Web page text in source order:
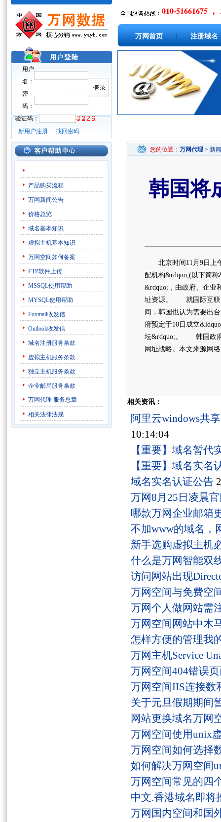
用户
名：
密
码：
验证码：
新用户注册
找回密码
010-51661675 ，
万网首页 注册域名
产品购买流程
万网新闻公告
价格总览
域名基本知识
虚拟主机基本知识
万网空间如何备案
FTP软件上传
MSSQL使用帮助
MYSQL使用帮助
Foxmail收发信
Outlook收发信
域名注册服务条款
虚拟主机服务条款
独立主机服务条款
企业邮局服务条款
万网代理 服务总章
相关法律法规
您的位置： 万网代理 > 新
韩国将
北京时间11月9日上午
配机构&rdquo;(以下简
&rdquo;，由政府、企业
址资源。 就国际互联
间，韩国也认为需要出
府预定于10日成立
坛&rdquo;。 韩国政府
网址战略。本文来源网
相关资讯：
阿里云windows共
10:14:04
【重要】域名暂代
【重要】域名实名
域名实名认证公告
万网8月25日凌晨
哪款万网企业邮箱
不加www的域名，
新手选购虚拟主机
什么是万网智能双
访问网站出现
万网空间与免费空
万网个人做网站需
万网空间网站中木
怎样方便的管理我
万网主机Service
万网空间404错误
万网空间IIS连接数
关于元旦假期期间
网站更换域名万网
万网空间使用unix
万网空间如何选择
如何解决万网空间
万网空间常见的四
中文.香港域名即将
万网国内空间和国